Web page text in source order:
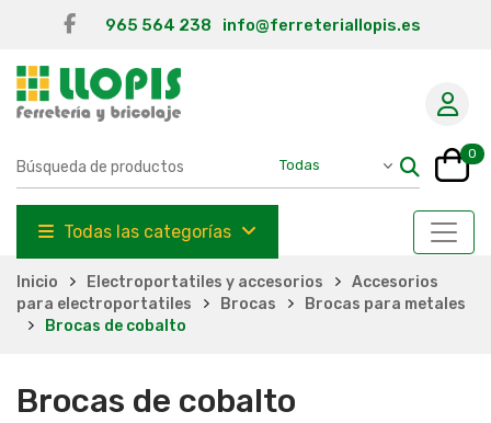
965 564 238 info@ferreteriallopis.es
0
Todas las categorías
Inicio Electroportatiles y accesorios
Accesorios
para electroportatiles
Brocas
Brocas para metales
Brocas de cobalto
Brocas de cobalto